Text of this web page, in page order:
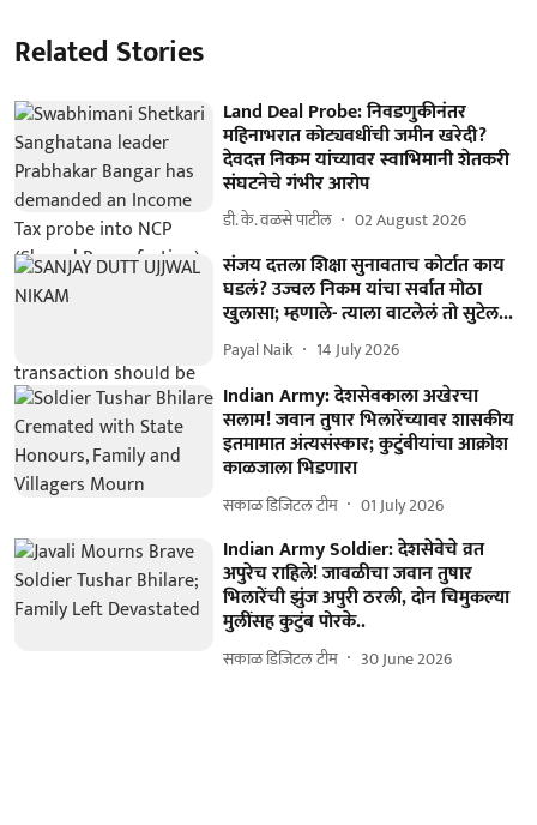
Related Stories
Land Deal Probe: निवडणुकीनंतर
महिनाभरात कोट्यवधींची जमीन खरेदी?
देवदत्त निकम यांच्यावर स्वाभिमानी शेतकरी
संघटनेचे गंभीर आरोप
डी. के. वळसे पाटील 02 August 2026
संजय दत्तला शिक्षा सुनावताच कोर्टात काय
घडलं? उज्वल निकम यांचा सर्वात मोठा
खुलासा; म्हणाले- त्याला वाटलेलं तो सुटेल...
Payal Naik 14 July 2026
Indian Army: देशसेवकाला अखेरचा
सलाम! जवान तुषार भिलारेंच्यावर शासकीय
इतमामात अंत्यसंस्कार; कुटुंबीयांचा आक्रोश
काळजाला भिडणारा
सकाळ डिजिटल टीम 01 July 2026
Indian Army Soldier: देशसेवेचे व्रत
अपुरेच राहिले! जावळीचा जवान तुषार
भिलारेंची झुंज अपुरी ठरली, दोन चिमुकल्या
मुलींसह कुटुंब पोरके..
सकाळ डिजिटल टीम 30 June 2026